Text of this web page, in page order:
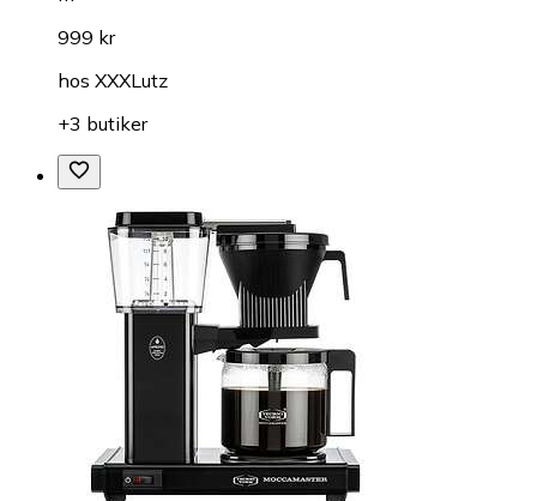
999 kr
hos XXXLutz
+3 butiker